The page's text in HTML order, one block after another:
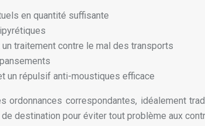
en quantité suffisante
traitement contre le mal des transports
un répulsif anti-moustiques efficace
ordonnances correspondantes, idéalement
destination pour éviter tout problème aux